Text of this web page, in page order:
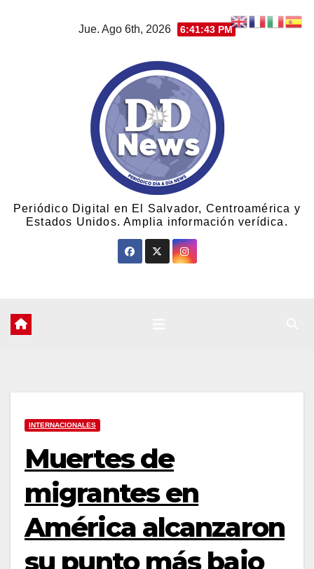
Jue. Ago 6th, 2026 6:41:44 PM
Periódico Digital en El Salvador, Centroamérica y
Estados Unidos. Amplia información verídica.
INTERNACIONALES
Muertes de
migrantes en
América alcanzaron
su punto más bajo